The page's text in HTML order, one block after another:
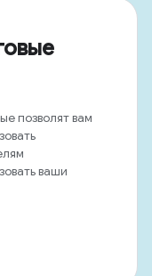
позволят вам
ваши